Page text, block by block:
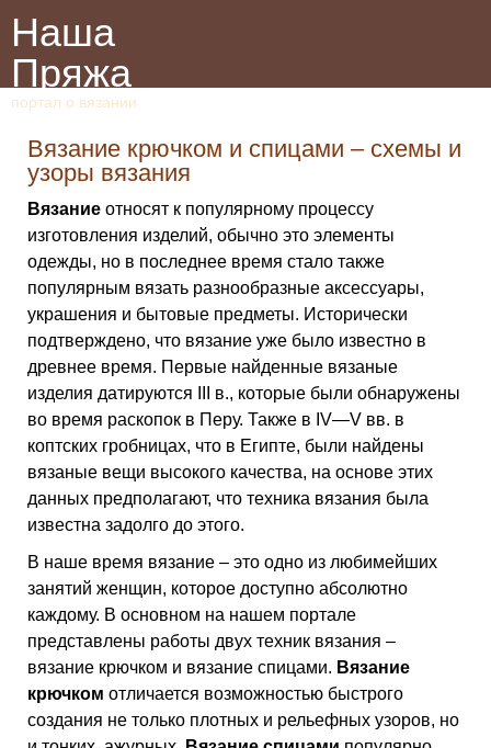
Наша
Пряжа
портал о вязании
Вязание крючком и спицами – схемы и
узоры вязания
Вязание относят к популярному процессу
изготовления изделий, обычно это элементы
одежды, но в последнее время стало также
популярным вязать разнообразные аксессуары,
украшения и бытовые предметы. Исторически
подтверждено, что вязание уже было известно в
древнее время. Первые найденные вязаные
изделия датируются III в., которые были обнаружены
во время раскопок в Перу. Также в IV—V вв. в
коптских гробницах, что в Египте, были найдены
вязаные вещи высокого качества, на основе этих
данных предполагают, что техника вязания была
известна задолго до этого.
В наше время вязание – это одно из любимейших
занятий женщин, которое доступно абсолютно
каждому. В основном на нашем портале
представлены работы двух техник вязания –
вязание крючком и вязание спицами. Вязание
крючком отличается возможностью быстрого
создания не только плотных и рельефных узоров, но